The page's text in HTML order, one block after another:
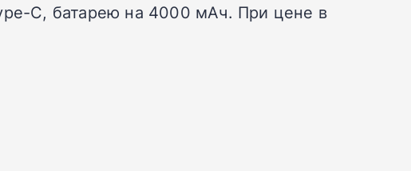
C, батарею на 4000 мАч. При цене в